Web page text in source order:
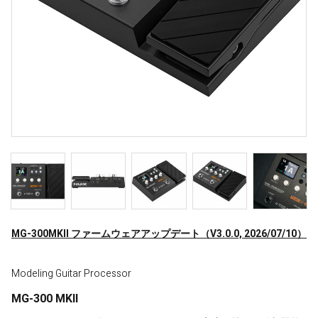
MG-300MKII ファームウェアアップデート（V3.0.0, 2026/07/10）
Modeling Guitar Processor
MG-300 MKII